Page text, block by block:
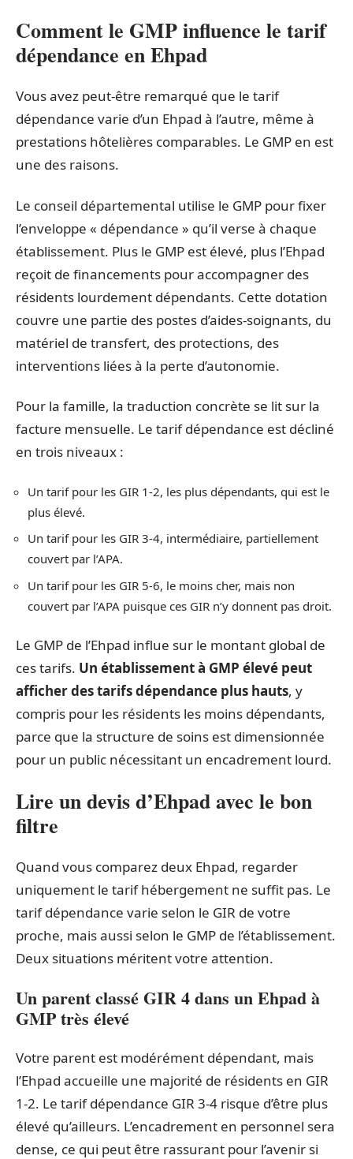
Comment le GMP influence le tarif
dépendance en Ehpad
Vous avez peut-être remarqué que le tarif
dépendance varie d’un Ehpad à l’autre, même à
prestations hôtelières comparables. Le GMP en est
une des raisons.
Le conseil départemental utilise le GMP pour fixer
l’enveloppe « dépendance » qu’il verse à chaque
établissement. Plus le GMP est élevé, plus l’Ehpad
reçoit de financements pour accompagner des
résidents lourdement dépendants. Cette dotation
couvre une partie des postes d’aides-soignants, du
matériel de transfert, des protections, des
interventions liées à la perte d’autonomie.
Pour la famille, la traduction concrète se lit sur la
facture mensuelle. Le tarif dépendance est décliné
en trois niveaux :
Un tarif pour les GIR 1-2, les plus dépendants, qui est le
plus élevé.
Un tarif pour les GIR 3-4, intermédiaire, partiellement
couvert par l’APA.
Un tarif pour les GIR 5-6, le moins cher, mais non
couvert par l’APA puisque ces GIR n’y donnent pas droit.
Le GMP de l’Ehpad influe sur le montant global de
ces tarifs. Un établissement à GMP élevé peut
afficher des tarifs dépendance plus hauts, y
compris pour les résidents les moins dépendants,
parce que la structure de soins est dimensionnée
pour un public nécessitant un encadrement lourd.
Lire un devis d’Ehpad avec le bon
filtre
Quand vous comparez deux Ehpad, regarder
uniquement le tarif hébergement ne suffit pas. Le
tarif dépendance varie selon le GIR de votre
proche, mais aussi selon le GMP de l’établissement.
Deux situations méritent votre attention.
Un parent classé GIR 4 dans un Ehpad à
GMP très élevé
Votre parent est modérément dépendant, mais
l’Ehpad accueille une majorité de résidents en GIR
1-2. Le tarif dépendance GIR 3-4 risque d’être plus
élevé qu’ailleurs. L’encadrement en personnel sera
dense, ce qui peut être rassurant pour l’avenir si